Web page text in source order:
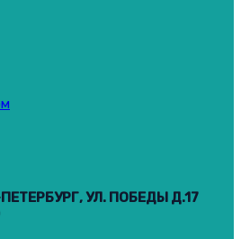
УЛ. ПОБЕДЫ Д.17